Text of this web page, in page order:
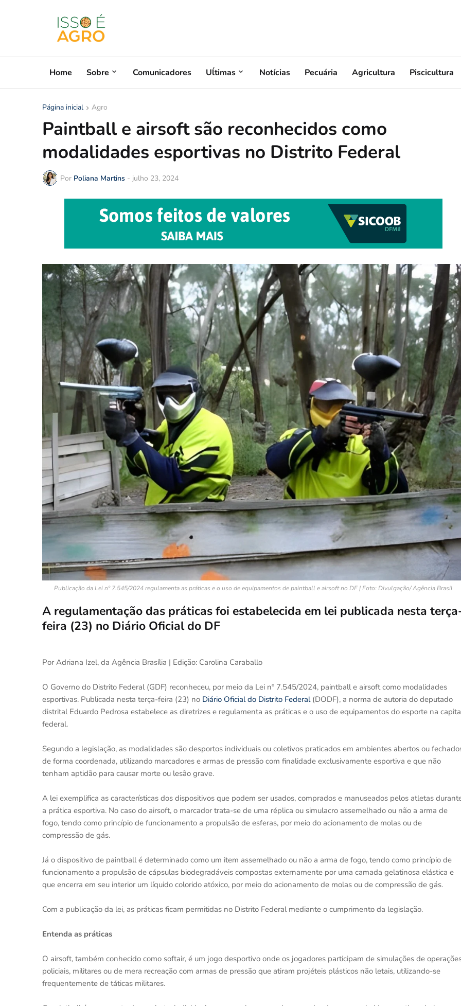
Home Sobre Comunicadores Uĺtimas Notícias Pecuária Agricultura Piscicultura
Página inicial Agro
Paintball e airsoft são reconhecidos como
modalidades esportivas no Distrito Federal
Por Poliana Martins - julho 23, 2024
Publicação da Lei nº 7.545/2024 regulamenta as práticas e o uso de equipamentos de paintball e airsoft no DF | Foto: Divulgação/ Agência Brasil
A regulamentação das práticas foi estabelecida em lei publicada nesta
feira (23) no Diário Oficial do DF
Por Adriana Izel, da Agência Brasília | Edição: Carolina Caraballo
O Governo do Distrito Federal (GDF) reconheceu, por meio da Lei nº 7.545/2024, paintball e airsoft como modalidades
esportivas. Publicada nesta terça-feira (23) no Diário Oficial do Distrito Federal(DODF), a norma de autoria do deputado
distrital Eduardo Pedrosa estabelece as diretrizes e regulamenta as práticas e o uso de equipamentos do esporte na
federal.
Segundo a legislação, as modalidades são desportos individuais ou coletivos praticados em ambientes abertos ou
de forma coordenada, utilizando marcadores e armas de pressão com finalidade exclusivamente esportiva e que não
tenham aptidão para causar morte ou lesão grave.
A lei exemplifica as características dos dispositivos que podem ser usados, comprados e manuseados pelos atletas
a prática esportiva. No caso do airsoft, o marcador trata-se de uma réplica ou simulacro assemelhado ou não a arma de
fogo, tendo como princípio de funcionamento a propulsão de esferas, por meio do acionamento de molas ou de
compressão de gás.
Já o dispositivo de paintball é determinado como um item assemelhado ou não a arma de fogo, tendo como princípio de
funcionamento a propulsão de cápsulas biodegradáveis compostas externamente por uma camada gelatinosa elástica e
que encerra em seu interior um líquido colorido atóxico, por meio do acionamento de molas ou de compressão de gás.
Com a publicação da lei, as práticas ficam permitidas no Distrito Federal mediante o cumprimento da legislação.
Entenda as práticas
O airsoft, também conhecido como softair, é um jogo desportivo onde os jogadores participam de simulações de
policiais, militares ou de mera recreação com armas de pressão que atiram projéteis plásticos não letais, utilizando-se
frequentemente de táticas militares.